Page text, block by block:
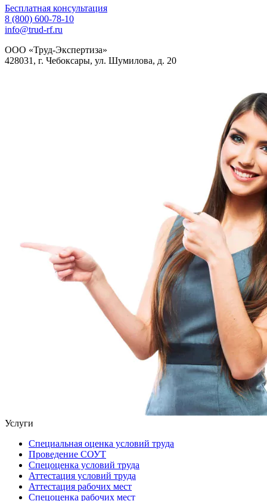
Бесплатная консультация
8 (800) 600-78-10
info@trud-rf.ru
ООО «Труд-Экспертиза»
428031, г. Чебоксары, ул. Шумилова, д. 20
Услуги
Специальная оценка условий труда
Проведение СОУТ
Спецоценка условий труда
Аттестация условий труда
Аттестация рабочих мест
Спецоценка рабочих мест